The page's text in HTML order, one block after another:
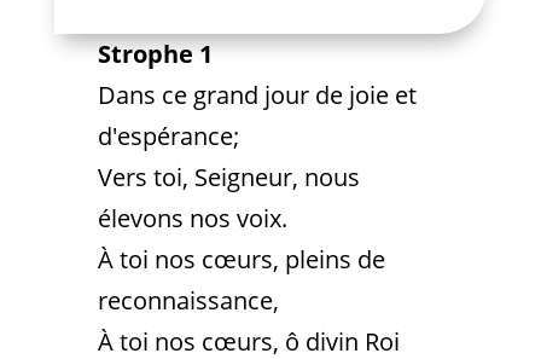
Strophe 1
Dans ce grand jour de joie et
d'espérance;
Vers toi, Seigneur, nous
élevons nos voix.
À toi nos cœurs, pleins de
reconnaissance,
À toi nos cœurs, ô divin Roi